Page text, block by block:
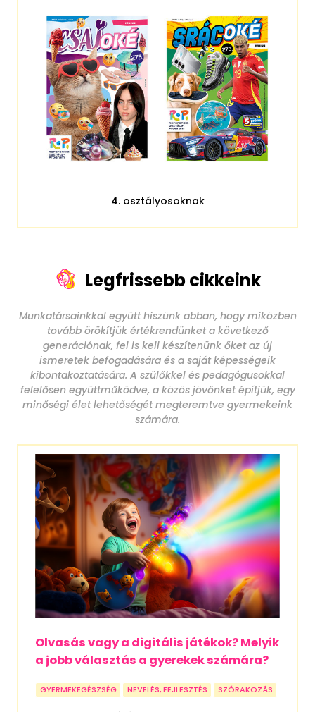
4. osztályosoknak
Legfrissebb cikkeink
Munkatársainkkal együtt hiszünk abban, hogy miközben
tovább örökítjük értékrendünket a következő
generációnak, fel is kell készítenünk őket az új
ismeretek befogadására és a saját képességeik
kibontakoztatására. A szülőkkel és pedagógusokkal
felelősen együttműködve, a közös jövőnket építjük, egy
minőségi élet lehetőségét megteremtve gyermekeink
számára.
Olvasás vagy a digitális játékok? Melyik
a jobb választás a gyerekek számára?
GYERMEKEGÉSZSÉG NEVELÉS, FEJLESZTÉS SZÓRAKOZÁS